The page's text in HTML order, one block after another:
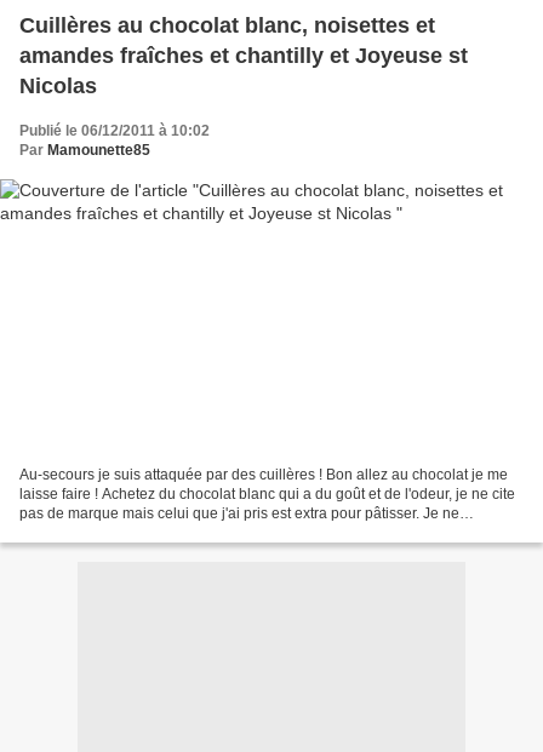
Cuillères au chocolat blanc, noisettes et
amandes fraîches et chantilly et Joyeuse st
Nicolas
Publié le 06/12/2011 à 10:02
Par Mamounette85
Au-secours je suis attaquée par des cuillères ! Bon allez au chocolat je me
laisse faire ! Achetez du chocolat blanc qui a du goût et de l'odeur, je ne cite
pas de marque mais celui que j'ai pris est extra pour pâtisser. Je ne